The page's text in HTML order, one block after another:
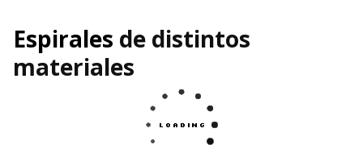
Espirales de distintos
materiales